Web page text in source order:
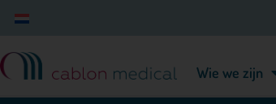
Wie we zijn